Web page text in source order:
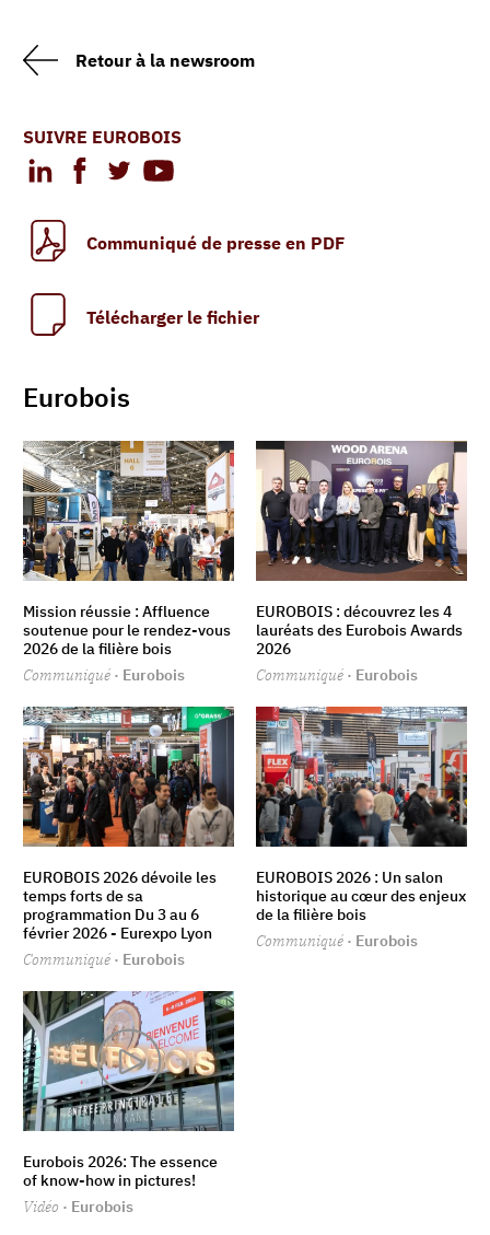
Retour à la newsroom
SUIVRE EUROBOIS
Communiqué de presse en PDF
Télécharger le fichier
Eurobois
Mission réussie : Affluence
soutenue pour le rendez-vous
2026 de la filière bois
Communiqué · Eurobois
EUROBOIS : découvrez les 4
lauréats des Eurobois Awards
2026
Communiqué · Eurobois
EUROBOIS 2026 dévoile les
temps forts de sa
programmation Du 3 au 6
février 2026 - Eurexpo Lyon
Communiqué · Eurobois
EUROBOIS 2026 : Un salon
historique au cœur des enjeux
de la filière bois
Communiqué · Eurobois
Eurobois 2026: The essence
of know-how in pictures!
Vidéo · Eurobois